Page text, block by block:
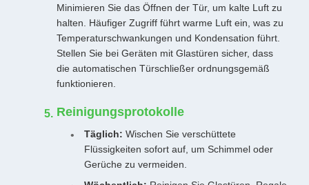
Minimieren Sie das Öffnen der Tür, um kalte Luft zu
halten. Häufiger Zugriff führt warme Luft ein, was zu
Temperaturschwankungen und Kondensation führt.
Stellen Sie bei Geräten mit Glastüren sicher, dass
die automatischen Türschließer ordnungsgemäß
funktionieren.
Reinigungsprotokolle
Täglich: Wischen Sie verschüttete
Flüssigkeiten sofort auf, um Schimmel oder
Gerüche zu vermeiden.